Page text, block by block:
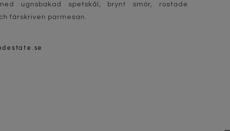
ugnsbakad spetskål, brynt smör, rostade
färskriven parmesan.